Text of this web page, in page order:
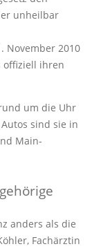
unheilbar
November 2010
offiziell ihren
um die Uhr
sind sie in
Main-
anders als die
Fachärztin